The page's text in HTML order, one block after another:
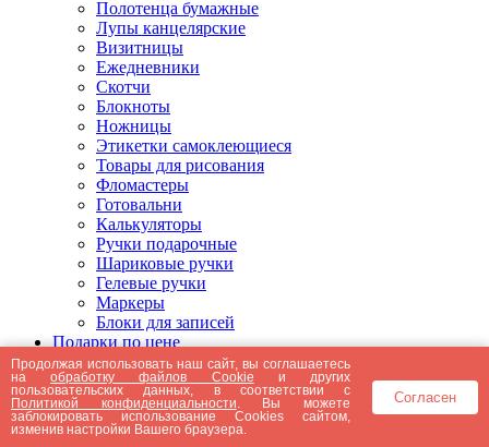
Полотенца бумажные
Лупы канцелярские
Визитницы
Ежедневники
Скотчи
Блокноты
Ножницы
Этикетки самоклеющиеся
Товары для рисования
Фломастеры
Готовальни
Калькуляторы
Ручки подарочные
Шариковые ручки
Гелевые ручки
Маркеры
Блоки для записей
Подарки по цене
Подарки от 5000 рублей
Подарки до 5000 рублей
Подарки до 3000 рублей
Подарки до 2000 рублей
Подарки до 1000 рублей
Продолжая использовать наш сайт, вы соглашаетесь
наобработку файлов Cookie и других
пользовательских данных, в соответствии с
Политикой конфиденциальности . Вы можете
заблокировать использование Cookies сайтом,
изменив настройки Вашего браузера.
Согласен